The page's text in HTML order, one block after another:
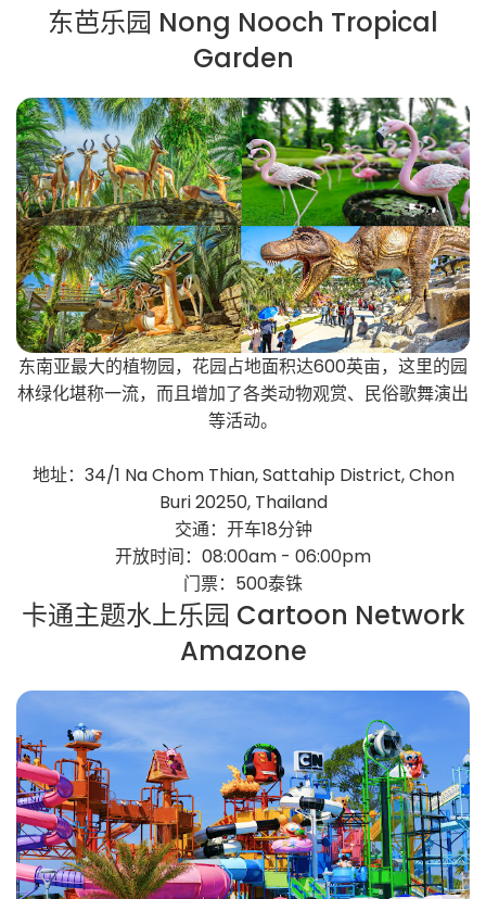
东芭乐园 Nong Nooch Tropical
Garden
东南亚最大的植物园，花园占地面积达600英亩，这里的园
林绿化堪称一流，而且增加了各类动物观赏、民俗歌舞演出
等活动。
地址：34/1 Na Chom Thian, Sattahip District, Chon
Buri 20250, Thailand
交通：开车18分钟
开放时间：08:00am - 06:00pm
门票：500泰铢
卡通主题水上乐园 Cartoon Network
Amazone